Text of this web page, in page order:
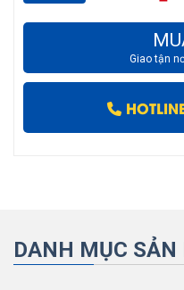
Giao tận
DANH MỤC SẢN